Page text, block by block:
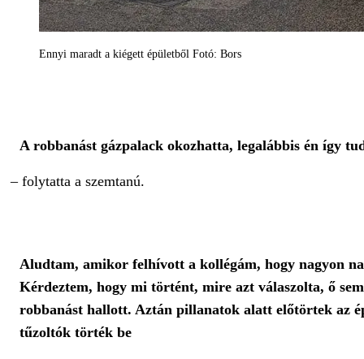
Ennyi maradt a kiégett épületből Fotó: Bors
A robbanást gázpalack okozhatta, legalábbis én így
– folytatta a szemtanú.
Aludtam, amikor felhívott a kollégám, hogy nagyon
Kérdeztem, hogy mi történt, mire azt válaszolta, ő
robbanást hallott. Aztán pillanatok alatt előtörtek az
tűzoltók törték be